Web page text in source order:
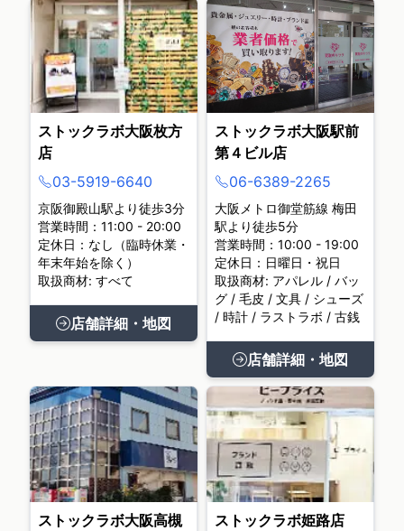
ストックラボ大阪枚方
店
03-5919-6640
京阪御殿山駅より徒歩3分
営業時間：11:00 - 20:00
定休日：なし（臨時休業・
年末年始を除く）
取扱商材: すべて
店舗詳細・地図
ストックラボ大阪駅前
第４ビル店
06-6389-2265
大阪メトロ御堂筋線 梅田
駅より徒歩5分
営業時間：10:00 - 19:00
定休日：日曜日・祝日
取扱商材: アパレル / バッ
グ / 毛皮 / 文具 / シューズ
/ 時計 / ラストラボ / 古銭
店舗詳細・地図
ストックラボ大阪高槻
ストックラボ姫路店